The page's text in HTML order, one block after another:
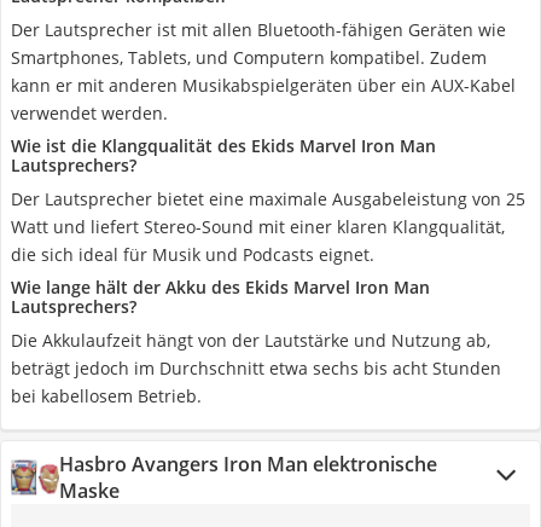
Der Lautsprecher ist mit allen Bluetooth-fähigen Geräten wie
Smartphones, Tablets, und Computern kompatibel. Zudem
kann er mit anderen Musikabspielgeräten über ein AUX-Kabel
verwendet werden.
Wie ist die Klangqualität des Ekids Marvel Iron Man
Lautsprechers?
Der Lautsprecher bietet eine maximale Ausgabeleistung von 25
Watt und liefert Stereo-Sound mit einer klaren Klangqualität,
die sich ideal für Musik und Podcasts eignet.
Wie lange hält der Akku des Ekids Marvel Iron Man
Lautsprechers?
Die Akkulaufzeit hängt von der Lautstärke und Nutzung ab,
beträgt jedoch im Durchschnitt etwa sechs bis acht Stunden
bei kabellosem Betrieb.
Hasbro Avangers Iron Man elektronische
Maske